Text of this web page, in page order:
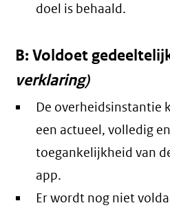
doel is behaald.
B: Voldoet
verklaring)
De overheidsinstantie
een actueel, volledig
toegankelijkheid van
app.
Er wordt nog niet